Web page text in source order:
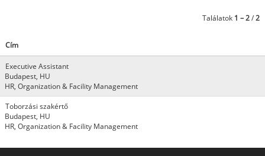
Találatok 1 – 2/2
Cím
Executive Assistant
Budapest, HU
HR, Organization & Facility Management
Toborzási szakértő
Budapest, HU
HR, Organization & Facility Management